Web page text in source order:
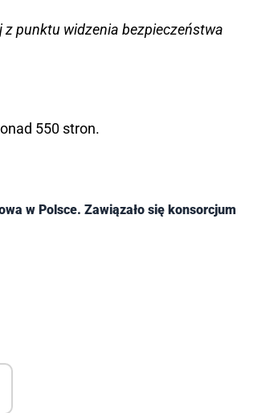
punktu widzenia bezpieczeństwa
550 stron.
w Polsce. Zawiązało się konsorcjum